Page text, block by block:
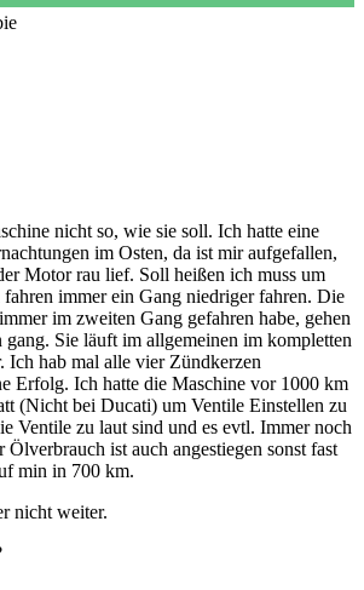
nicht so, wie sie soll. Ich hatte eine
im Osten, da ist mir aufgefallen,
Motor rau lief. Soll heißen ich muss um
immer ein Gang niedriger fahren. Die
im zweiten Gang gefahren habe, gehen
gang. Sie läuft im allgemeinen im kompletten
Ich hab mal alle vier Zündkerzen
Erfolg. Ich hatte die Maschine vor 1000 km
(Nicht bei Ducati) um Ventile Einstellen zu
Ventile zu laut sind und es evtl. Immer noch
ist auch angestiegen sonst fast
min in 700 km.
nicht weiter.